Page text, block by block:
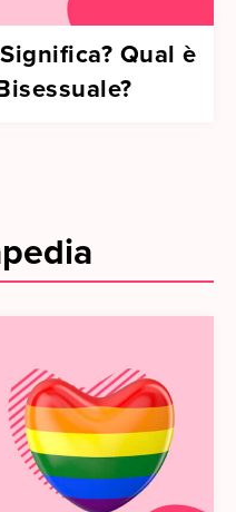
Qual è